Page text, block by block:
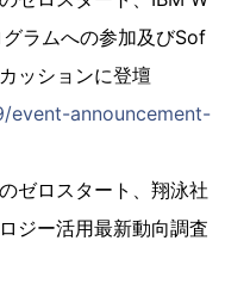
ラムへの参加及びSof
ッションに登壇
announcement-
ゼロスタート、翔泳社
ジー活用最新動向調査